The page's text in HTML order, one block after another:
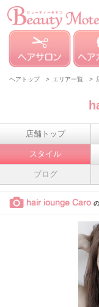
ヘアトップ > エリア一覧 >
店舗トップ
スタイル
ブログ
hair iounge Caro